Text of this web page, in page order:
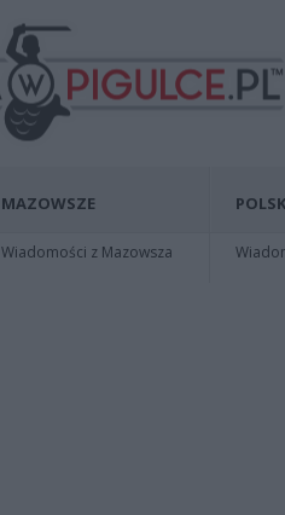
MAZOWSZE
Wiadomości z Mazowsza